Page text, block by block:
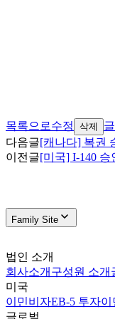
목록으로수정 삭제
다음글[캐나다] 복권
이전글[미국] I-140
Family Site
법인 소개
회사소개 구성원 소개
미국
이민비자EB-5 투자이
글로벌